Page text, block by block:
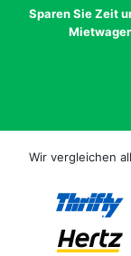
Sparen Sie Zeit
Wir vergleichen